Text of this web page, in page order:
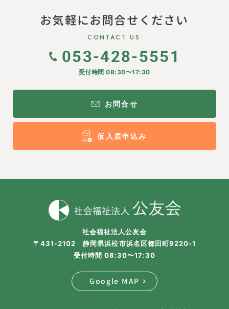
お気軽にお問合せください
CONTACT US
053-428-5551
受付時間 08:30〜17:30
お問合せ
仮入居申込み
社会福祉法人公友会
〒431-2102 静岡県浜松市浜名区都田町9220-1
受付時間 08:30〜17:30
Google MAP